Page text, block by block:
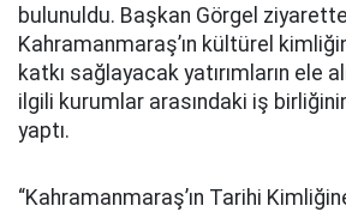
bulunuldu. Başkan Görgel
Kahramanmaraş’ın kültürel
katkı sağlayacak yatırımların ele
ilgili kurumlar arasındaki iş
yaptı.
“Kahramanmaraş’ın Tarihi